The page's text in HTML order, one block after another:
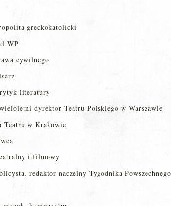
greckokatolicki
WP
cywilnego
literatury
dyrektor Teatru Polskiego w Warszawie
Teatru w Krakowie
i filmowy
redaktor naczelny Tygodnika Powszechnego